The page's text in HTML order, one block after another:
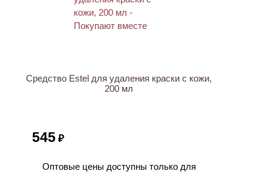
Средство Estel для удаления краски с кожи,
200 мл
545 ₽
Оптовые цены доступны только для